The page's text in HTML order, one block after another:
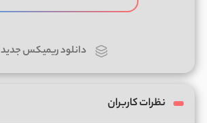
دانلود ریمیکس جدید
نظرات کاربران